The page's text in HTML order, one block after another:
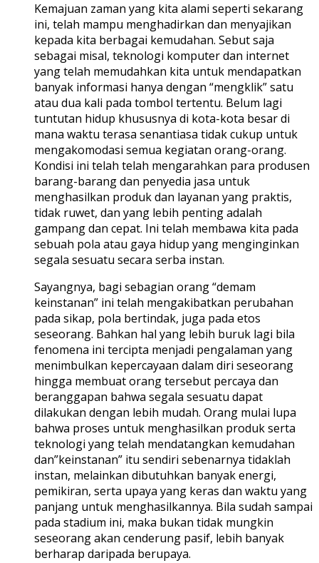
Kemajuan zaman yang kita alami seperti sekarang
ini, telah mampu menghadirkan dan menyajikan
kepada kita berbagai kemudahan. Sebut saja
sebagai misal, teknologi komputer dan internet
yang telah memudahkan kita untuk mendapatkan
banyak informasi hanya dengan “mengklik” satu
atau dua kali pada tombol tertentu. Belum lagi
tuntutan hidup khususnya di kota-kota besar di
mana waktu terasa senantiasa tidak cukup untuk
mengakomodasi semua kegiatan orang-orang.
Kondisi ini telah telah mengarahkan para produsen
barang-barang dan penyedia jasa untuk
menghasilkan produk dan layanan yang praktis,
tidak ruwet, dan yang lebih penting adalah
gampang dan cepat. Ini telah membawa kita pada
sebuah pola atau gaya hidup yang menginginkan
segala sesuatu secara serba instan.
Sayangnya, bagi sebagian orang “demam
keinstanan” ini telah mengakibatkan perubahan
pada sikap, pola bertindak, juga pada etos
seseorang. Bahkan hal yang lebih buruk lagi bila
fenomena ini tercipta menjadi pengalaman yang
menimbulkan kepercayaan dalam diri seseorang
hingga membuat orang tersebut percaya dan
beranggapan bahwa segala sesuatu dapat
dilakukan dengan lebih mudah. Orang mulai lupa
bahwa proses untuk menghasilkan produk serta
teknologi yang telah mendatangkan kemudahan
dan”keinstanan” itu sendiri sebenarnya tidaklah
instan, melainkan dibutuhkan banyak energi,
pemikiran, serta upaya yang keras dan waktu yang
panjang untuk menghasilkannya. Bila sudah sampai
pada stadium ini, maka bukan tidak mungkin
seseorang akan cenderung pasif, lebih banyak
berharap daripada berupaya.